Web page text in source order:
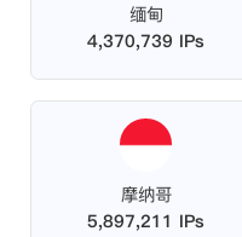
缅甸
4,370,739 IPs
摩纳哥
5,897,211 IPs